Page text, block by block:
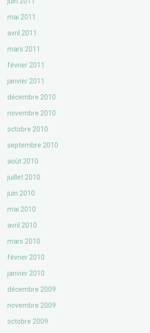
mai 2011
avril 2011
mars 2011
février 2011
janvier 2011
décembre 2010
novembre 2010
octobre 2010
septembre 2010
août 2010
juillet 2010
juin 2010
mai 2010
avril 2010
mars 2010
février 2010
janvier 2010
décembre 2009
novembre 2009
octobre 2009